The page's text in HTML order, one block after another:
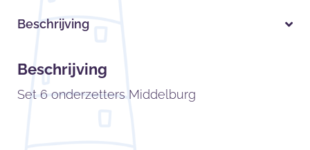
Beschrijving
Beschrijving
Set 6 onderzetters Middelburg